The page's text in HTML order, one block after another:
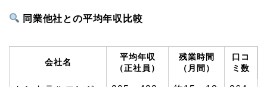
同業他社との平均年収比較
会社名
平均年収
（正社員）
残業時間
（月間）
口コ
ミ数